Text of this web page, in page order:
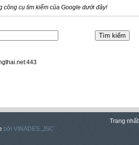
công cụ tìm kiếm của Google dưới đây!
bởi VINADES.,JSC
Trang nhất